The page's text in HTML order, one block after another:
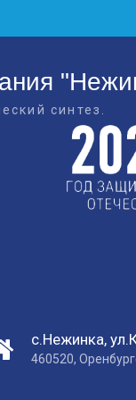
синтез.
с.Нежинка,
460520,